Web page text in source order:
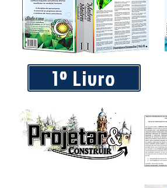
Piá Lava Jato, de Juara, torna
Instalação e Operação
1º Livro